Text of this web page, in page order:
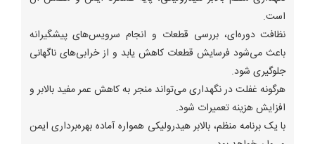
است.
نظافت دوره‌ای، بررسی قطعات و انجام سرویس‌های پیشگیرانه
باعث می‌شود فرسایش قطعات کاهش یابد و از خرابی‌های ناگهانی
جلوگیری شود.
هرگونه غفلت در نگهداری می‌تواند منجر به کاهش عمر مفید بالابر و
افزایش هزینه تعمیرات شود.
با یک برنامه منظم، بالابر هیدرولیکی همواره آماده بهره‌برداری ایمن